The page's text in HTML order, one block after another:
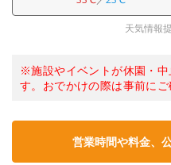
天気情報
※施設やイベントが休園・
す。おでかけの際は事前にご
営業時間や料金、